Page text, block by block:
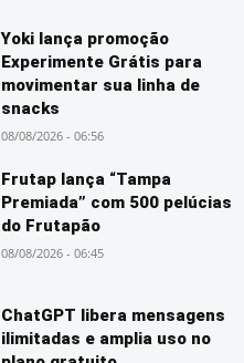
Yoki lança promoção
Experimente Grátis para
movimentar sua linha de
snacks
08/08/2026 - 06:56
Frutap lança “Tampa
Premiada” com 500 pelúcias
do Frutapão
08/08/2026 - 06:45
ChatGPT libera mensagens
ilimitadas e amplia uso no